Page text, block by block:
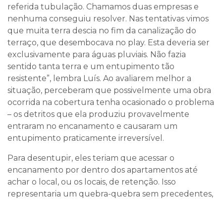
referida tubulação. Chamamos duas empresas e
nenhuma conseguiu resolver. Nas tentativas vimos
que muita terra descia no fim da canalização do
terraço, que desembocava no play. Esta deveria ser
exclusivamente para águas pluviais. Não fazia
sentido tanta terra e um entupimento tão
resistente”, lembra Luís. Ao avaliarem melhor a
situação, perceberam que possivelmente uma obra
ocorrida na cobertura tenha ocasionado o problema
– os detritos que ela produziu provavelmente
entraram no encanamento e causaram um
entupimento praticamente irreversível.
Para desentupir, eles teriam que acessar o
encanamento por dentro dos apartamentos até
achar o local, ou os locais, de retenção. Isso
representaria um quebra-quebra sem precedentes,